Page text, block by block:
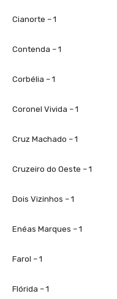
Cianorte – 1
Contenda – 1
Corbélia – 1
Coronel Vivida – 1
Cruz Machado – 1
Cruzeiro do Oeste – 1
Dois Vizinhos – 1
Enéas Marques – 1
Farol – 1
Flórida – 1